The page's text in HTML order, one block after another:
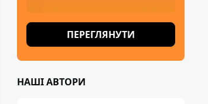
ПЕРЕГЛЯНУТИ
НАШІ АВТОРИ